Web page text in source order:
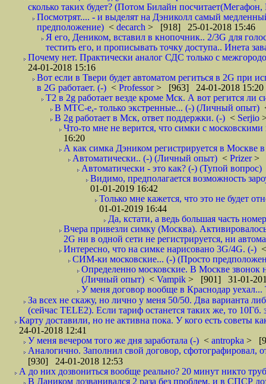
сколько таких будет? (Потом Билайн
Посмотрят.... - и выделят на Дэниколл самый
предположение) < decarch > [918] 25-01-2018 15:46
Я его, Деником, вставил в кнопочник.. 2/3G для
тестить его, и прописывать точку доступа.. Инета
Почему нет. Практически аналог СДС только с
24-01-2018 15:16
Вот если в Твери будет автоматом региться в 2G при
в 2G работает. (-) < Professor> [963] 24-01-2018 15:20
T2 в 2g работает везде кроме Мск. А вот регится
В МТС-е,- только экстренные... (-) (Личный опыт)
В 2g работает в Мск, ответ поддержки. (-) < Serjio
Что-то мне не верится, что симки с
16:20
А как симка Дэником регистрируется в Москве
Автоматически.. (-) (Личный опыт) < Prizer>
Автоматически - это как? (-) (Тупой вопрос)
Видимо, предполагается возможность
01-01-2019 16:42
Только мне кажется, что это не будет
01-01-2019 16:44
Да, кстати, а ведь большая часть
Вчера привезли симку (Москва).
2G ни в одной сети не регистрируется, ни
Интересно, что на симке нарисовано 3G/4G. (-)
СИМ-ки московские... (-) (Просто
Определенно московские. В Москве звонок
(Личный опыт) < Vampik > [901] 31-01-
У меня договор вообще в Краснодар
За всех не скажу, но лично у меня 50/50. Два варианта
(сейчас TELE2). Если тариф останется таких же, то
Карту доставили, но не активна пока. У кого есть советы
24-01-2018 12:41
У меня вечером того же дня заработала (-) < antropka >
Аналогично. Заполнил свой договор,
[930] 24-01-2018 12:53
А до них дозвониться вообще реально? 20 минут никто
В Даником дозванивался 2 раза без проблем, и в СПСР